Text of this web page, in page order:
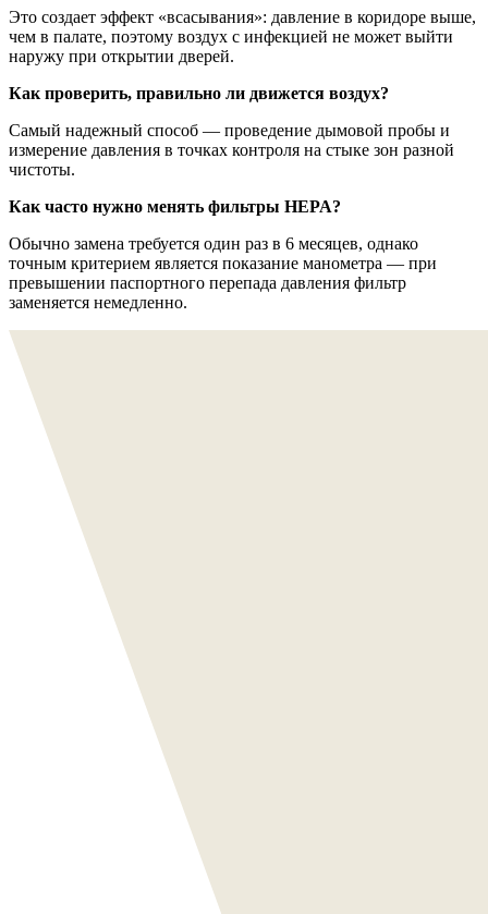
Это создает эффект «всасывания»: давление в коридоре выше,
чем в палате, поэтому воздух с инфекцией не может выйти
наружу при открытии дверей.
Как проверить, правильно ли движется воздух?
Самый надежный способ — проведение дымовой пробы и
измерение давления в точках контроля на стыке зон разной
чистоты.
Как часто нужно менять фильтры HEPA?
Обычно замена требуется один раз в 6 месяцев, однако
точным критерием является показание манометра — при
превышении паспортного перепада давления фильтр
заменяется немедленно.